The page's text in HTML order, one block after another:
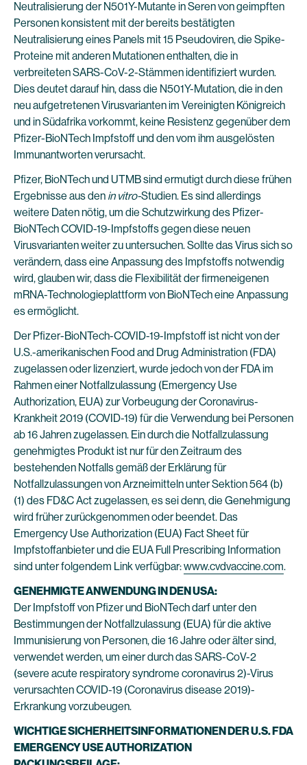
Neutralisierung der N501Y-Mutante in Seren von geimpften
Personen konsistent mit der bereits bestätigten
Neutralisierung eines Panels mit 15 Pseudoviren, die Spike-
Proteine mit anderen Mutationen enthalten, die in
verbreiteten SARS-CoV-2-Stämmen identifiziert wurden.
Dies deutet darauf hin, dass die N501Y-Mutation, die in den
neu aufgetretenen Virusvarianten im Vereinigten Königreich
und in Südafrika vorkommt, keine Resistenz gegenüber dem
Pfizer-BioNTech Impfstoff und den vom ihm ausgelösten
Immunantworten verursacht.
Pfizer, BioNTech und UTMB sind ermutigt durch diese frühen
Ergebnisse aus den in vitro-Studien. Es sind allerdings
weitere Daten nötig, um die Schutzwirkung des Pfizer-
BioNTech COVID-19-Impfstoffs gegen diese neuen
Virusvarianten weiter zu untersuchen. Sollte das Virus sich so
verändern, dass eine Anpassung des Impfstoffs notwendig
wird, glauben wir, dass die Flexibilität der firmeneigenen
mRNA-Technologieplattform von BioNTech eine Anpassung
es ermöglicht.
Der Pfizer-BioNTech-COVID-19-Impfstoff ist nicht von der
U.S.-amerikanischen Food and Drug Administration (FDA)
zugelassen oder lizenziert, wurde jedoch von der FDA im
Rahmen einer Notfallzulassung (Emergency Use
Authorization, EUA) zur Vorbeugung der Coronavirus-
Krankheit 2019 (COVID-19) für die Verwendung bei Personen
ab 16 Jahren zugelassen. Ein durch die Notfallzulassung
genehmigtes Produkt ist nur für den Zeitraum des
bestehenden Notfalls gemäß der Erklärung für
Notfallzulassungen von Arzneimitteln unter Sektion 564 (b)
(1) des FD&C Act zugelassen, es sei denn, die Genehmigung
wird früher zurückgenommen oder beendet. Das
Emergency Use Authorization (EUA) Fact Sheet für
Impfstoffanbieter und die EUA Full Prescribing Information
sind unter folgendem Link verfügbar:www.cvdvaccine.com.
GENEHMIGTE ANWENDUNG IN DEN USA:
Der Impfstoff von Pfizer und BioNTech darf unter den
Bestimmungen der Notfallzulassung (EUA) für die aktive
Immunisierung von Personen, die 16 Jahre oder älter sind,
verwendet werden, um einer durch das SARS-CoV-2
(severe acute respiratory syndrome coronavirus 2)-Virus
verursachten COVID-19 (Coronavirus disease 2019)-
Erkrankung vorzubeugen.
WICHTIGE SICHERHEITSINFORMATIONEN DER U.S. FDA
EMERGENCY USE AUTHORIZATION